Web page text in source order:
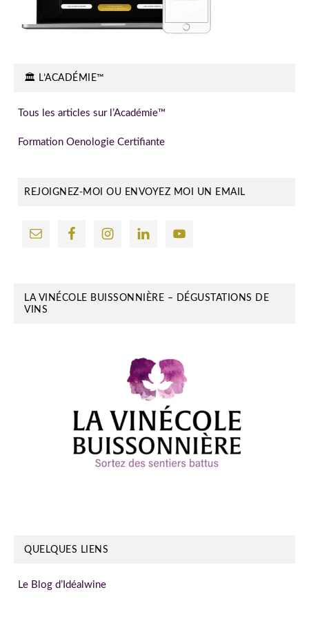
🏛️ L’ACADÉMIE™
Tous les articles sur l’Académie™
Formation Oenologie Certifiante
REJOIGNEZ-MOI OU ENVOYEZ MOI UN EMAIL
LA VINÉCOLE BUISSONNIÈRE – DÉGUSTATIONS DE
VINS
QUELQUES LIENS
Le Blog d’Idéalwine